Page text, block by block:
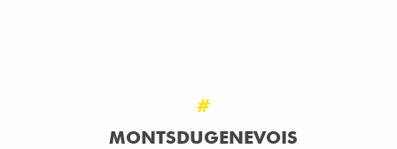
#
MONTSDUGENEVOIS